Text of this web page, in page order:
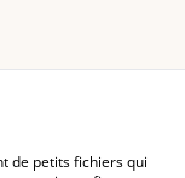
Terms
de petits fichiers qui